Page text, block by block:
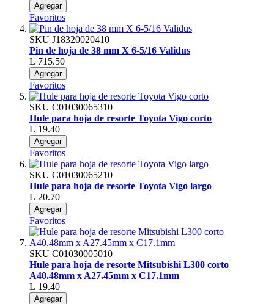
Agregar
Favoritos
SKU J18320020410
Pin de hoja de 38 mm X 6-5/16 Validus
L 715.50
Agregar
Favoritos
SKU C01030065310
Hule para hoja de resorte Toyota Vigo corto
L 19.40
Agregar
Favoritos
SKU C01030065210
Hule para hoja de resorte Toyota Vigo largo
L 20.70
Agregar
Favoritos
SKU C01030005010
Hule para hoja de resorte Mitsubishi L300 corto
A40.48mm x A27.45mm x C17.1mm
L 19.40
Agregar